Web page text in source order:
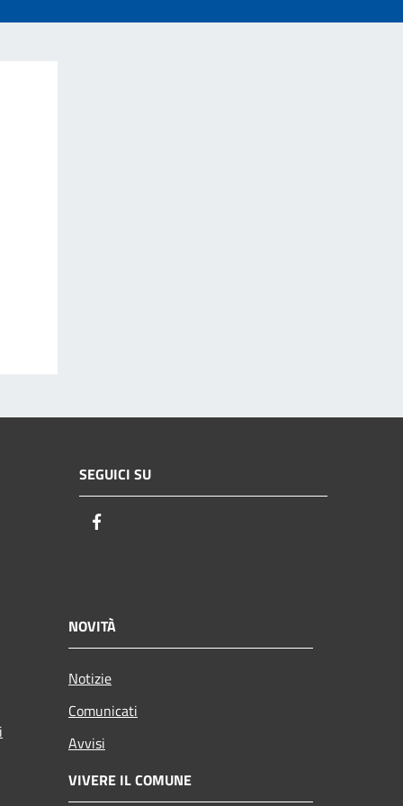
SEGUICI SU
NOVITÀ
Notizie
Comunicati
Avvisi
VIVERE IL COMUNE